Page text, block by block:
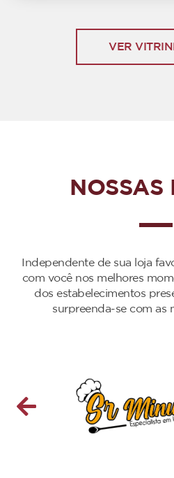
VER
NOSSAS
Independente de sua loja
com você nos melhores
dos estabelecimentos
surpreenda-se com as